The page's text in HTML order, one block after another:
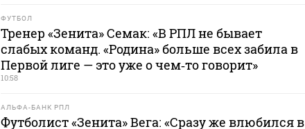
ФУТБОЛ
Тренер «Зенита» Семак: «В РПЛ не бывает
слабых команд. «Родина» больше всех забила в
Первой лиге — это уже о чем‑то говорит»
10:58
АЛЬФА-БАНК РПЛ
Футболист «Зенита» Вега: «Сразу же влюбился в